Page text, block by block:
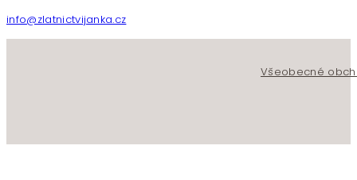
info@zlatnictvijanka.cz
Všeobecné